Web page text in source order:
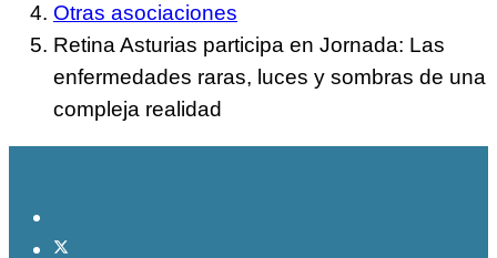
Otras asociaciones
Retina Asturias participa en Jornada: Las
enfermedades raras, luces y sombras de una
compleja realidad